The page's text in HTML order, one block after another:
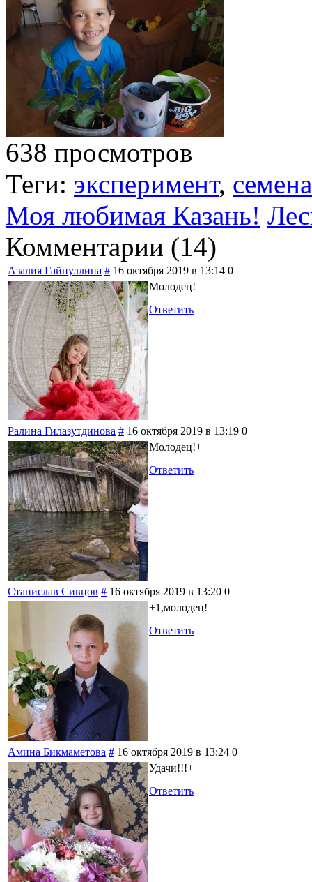
638 просмотров
Теги: эксперимент, семена
Моя любимая Казань!
Комментарии (14)
Азалия Гайнуллина # 16 октября 2019 в 13:14 0
Молодец!
Ответить
Ралина Гилазутдинова # 16 октября 2019 в 13:19 0
Молодец!+
Ответить
Станислав Сивцов # 16 октября 2019 в 13:20 0
+1,молодец!
Ответить
Амина Бикмаметова # 16 октября 2019 в 13:24 0
Удачи!!!+
Ответить